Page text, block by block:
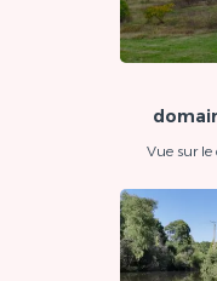
Vue sur